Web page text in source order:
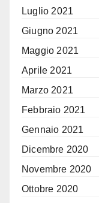
Luglio 2021
Giugno 2021
Maggio 2021
Aprile 2021
Marzo 2021
Febbraio 2021
Gennaio 2021
Dicembre 2020
Novembre 2020
Ottobre 2020